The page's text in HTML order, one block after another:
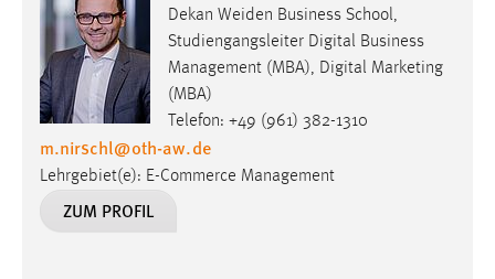
Dekan Weiden Business School,
Studiengangsleiter Digital Business
Management (MBA), Digital Marketing
(MBA)
Telefon: +49 (961) 382-1310
m.nirschl@oth-aw.de
Lehrgebiet(e): E-Commerce Management
ZUM PROFIL